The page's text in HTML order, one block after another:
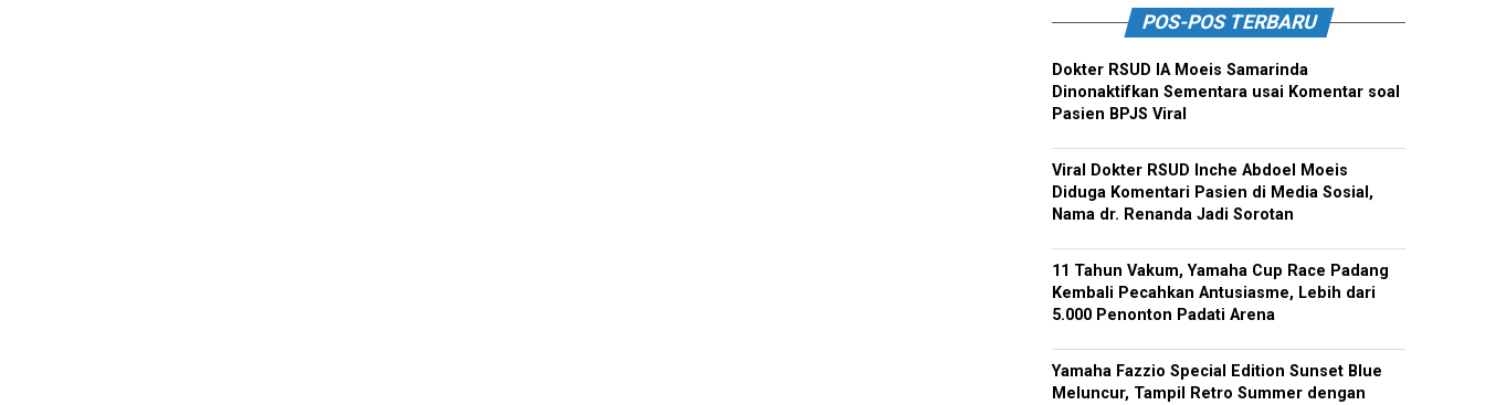
POS-POS TERBARU
Dokter RSUD IA Moeis Samarinda
Dinonaktifkan Sementara usai Komentar soal
Pasien BPJS Viral
Viral Dokter RSUD Inche Abdoel Moeis
Diduga Komentari Pasien di Media Sosial,
Nama dr. Renanda Jadi Sorotan
11 Tahun Vakum, Yamaha Cup Race Padang
Kembali Pecahkan Antusiasme, Lebih dari
5.000 Penonton Padati Arena
Yamaha Fazzio Special Edition Sunset Blue
Meluncur, Tampil Retro Summer dengan